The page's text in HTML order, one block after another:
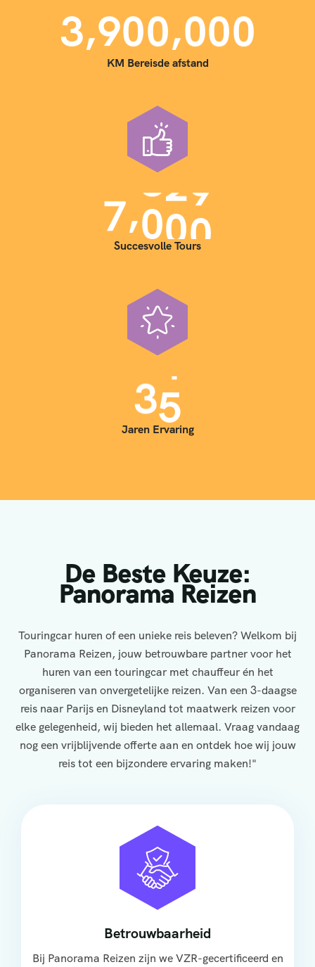
3,900,000
KM Bereisde afstand
7,000
Succesvolle Tours
35
Jaren Ervaring
De Beste Keuze:
Panorama Reizen
Touringcar huren of een unieke reis beleven? Welkom bij
Panorama Reizen, jouw betrouwbare partner voor het
huren van een touringcar met chauffeur én het
organiseren van onvergetelijke reizen. Van een 3-daagse
reis naar Parijs en Disneyland tot maatwerk reizen voor
elke gelegenheid, wij bieden het allemaal. Vraag vandaag
nog een vrijblijvende offerte aan en ontdek hoe wij jouw
reis tot een bijzondere ervaring maken!"
Betrouwbaarheid
Bij Panorama Reizen zijn we VZR-gecertificeerd en